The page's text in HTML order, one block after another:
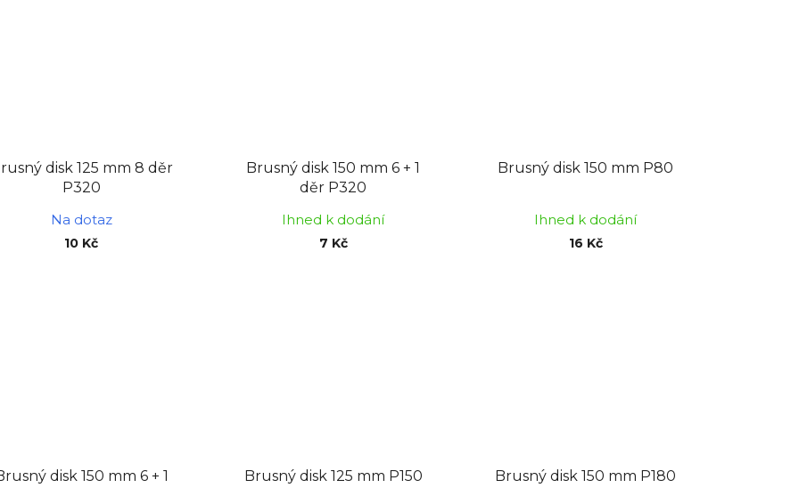
disk 125 mm 8 děr
P320
Na dotaz
10 Kč
Brusný disk 150 mm 6 + 1
děr P320
Ihned k dodání
7 Kč
Brusný disk 150 mm P80
Ihned k dodání
16 Kč
disk 150 mm 6 + 1
Brusný disk 125 mm P150 Brusný disk 150 mm P180